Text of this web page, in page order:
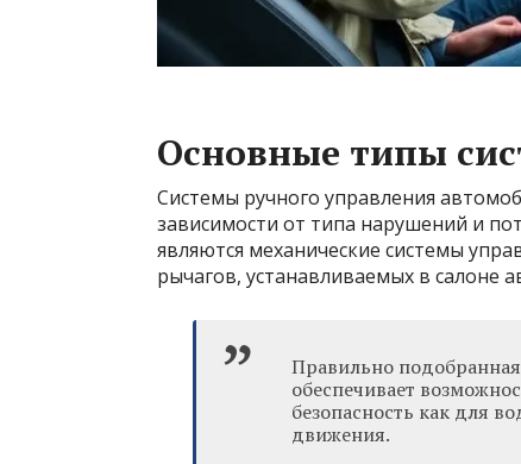
Основные типы
Системы ручного управления
зависимости от типа нарушений и
являются механические системы
рычагов, устанавливаемых в салоне
Правильно
обеспечивает
безопасность как для
движения.